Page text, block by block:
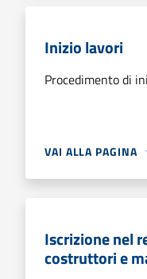
Inizio lavori
Procedimento di
VAI ALLA PAGINA
Iscrizione nel
costruttori e